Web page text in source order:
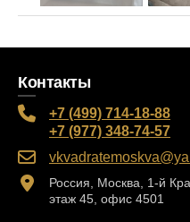
Контакты
+7 (499) 714-18-88
+7 (977) 348-74-57
Россия, Москва, 1-й
этаж 45, офис 4501